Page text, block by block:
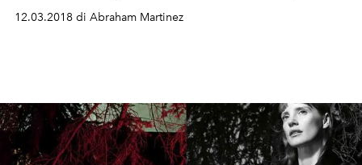
Hepburn e Jackie Kennedy.
12.03.2018 di Abraham Martinez